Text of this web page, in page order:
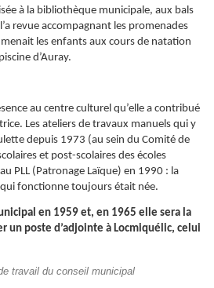
à la bibliothèque municipale, aux bals
revue accompagnant les promenades
les enfants aux cours de natation
d’Auray.
au centre culturel qu’elle a contribué
Les ateliers de travaux manuels qui y
depuis 1973 (au sein du Comité de
et post-scolaires des écoles
PLL (Patronage Laïque) en 1990 : la
qui fonctionne toujours était née.
en 1959 et, en 1965 elle sera la
un poste d’adjointe à Locmiquélic, celui
travail du conseil municipal